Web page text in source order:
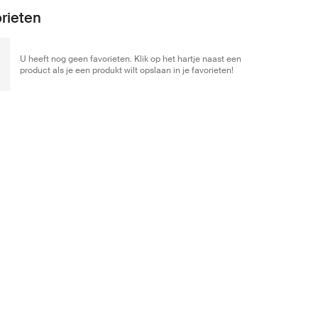
U heeft nog geen favorieten. Klik op het hartje naast een
product als je een produkt wilt opslaan in je favorieten!